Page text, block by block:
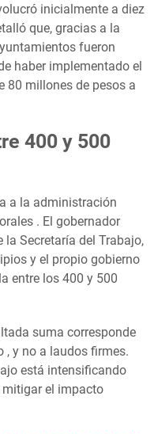
inicialmente a diez
que, gracias a la
fueron
haber implementado el
80 millones de pesos a
400 y 500
a la administración
. El gobernador
la Secretaría del Trabajo,
y el propio gobierno
entre los 400 y 500
suma corresponde
, y no a laudos firmes.
está intensificando
el impacto